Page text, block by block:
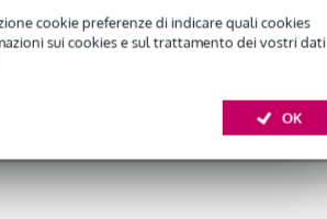
cookie preferenze di indicare quali cookies
sui cookies e sul trattamento dei vostri dati
OK